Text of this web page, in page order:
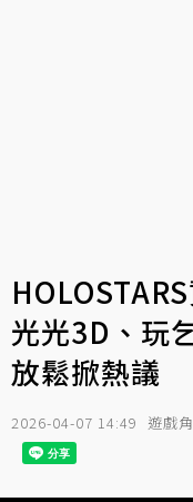
光光3D、玩
放鬆掀熱議
2026-04-07 14:49 遊戲